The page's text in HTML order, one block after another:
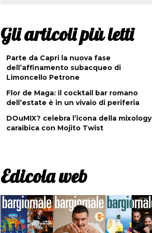
Gli articoli più letti
Parte da Capri la nuova fase
dell’affinamento subacqueo di
Limoncello Petrone
Flor de Maga: il cocktail bar romano
dell’estate è in un vivaio di periferia
DOuMIX? celebra l’icona della mixology
caraibica con Mojito Twist
Edicola web